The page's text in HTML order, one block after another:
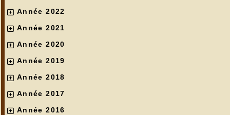
Année 2022
Année 2021
Année 2020
Année 2019
Année 2018
Année 2017
Année 2016